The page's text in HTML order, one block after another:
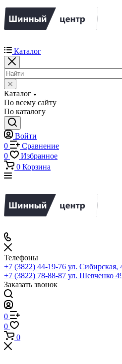
Каталог
Каталог
По всему сайту
По каталогу
Войти
0
Сравнение
0
Избранное
0 Корзина
Телефоны
+7 (3822) 44-19-76 ул. Сибирская,
+7 (3822) 78-88-87 ул. Шевченко
Заказать звонок
0
0
0